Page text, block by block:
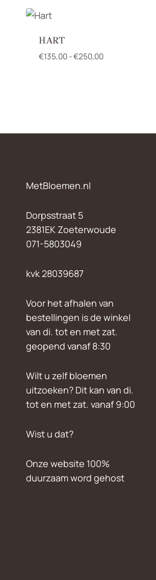
HART
€135,00-€250,00Prijsklasse:
MetBloemen.nl
Dorpsstraat 5
2381EK Zoeterwoude
071-5803049
kvk 28039687
Voor het afhalen van
bestellingen is de winkel
van di. tot en met zat.
geopend vanaf 8:30
Wilt u zelf bloemen
uitzoeken? Dit kan van di.
tot en met zat. vanaf 9:00
Wist u dat?
Onze website 100%
duurzaam word gehost